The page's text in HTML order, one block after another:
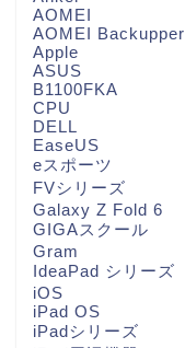
AOMEI
AOMEI Backupper
Apple
ASUS
B1100FKA
CPU
DELL
EaseUS
eスポーツ
FVシリーズ
Galaxy Z Fold 6
GIGAスクール
Gram
IdeaPad シリーズ
iOS
iPad OS
iPadシリーズ